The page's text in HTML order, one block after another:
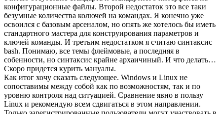
конфигурационные файлы. Второй недостаток это все таки
безумные количества колючей на командах. Я конечно уже
освоился с базовым арсеналом, но опять же хотелось бы иметь
стандартного мастера для конструирования параметров и
ключей команды. И третьим недостатком я считаю синтаксис
bash. Понимаю, все темы флеймовые, а последняя в
собенности, но синтаксис крайне архаичиный. И что делать…
Скоро придется курить мануалы.
Как итог хочу сказать следующее. Windows и Linux не
сопоставимы между собой как по возможностям, так и по
уровню контроля над ситуацией. Сравнение явно в пользу
Linux и рекомендую всем сдвигаться в этом направлении.